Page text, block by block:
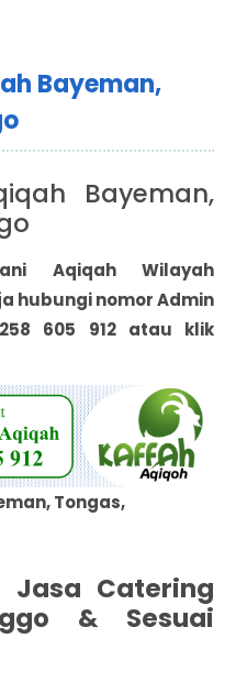
Bayeman,
Bayeman,
Aqiqah Wilayah
hubungi nomor Admin
605 912 atau klik
Tongas,
Jasa Catering
& Sesuai